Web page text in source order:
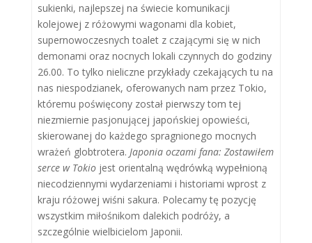
sukienki, najlepszej na świecie komunikacji
kolejowej z różowymi wagonami dla kobiet,
supernowoczesnych toalet z czającymi się w nich
demonami oraz nocnych lokali czynnych do godziny
26.00. To tylko nieliczne przykłady czekających tu na
nas niespodzianek, oferowanych nam przez Tokio,
któremu poświęcony został pierwszy tom tej
niezmiernie pasjonującej japońskiej opowieści,
skierowanej do każdego spragnionego mocnych
wrażeń globtrotera. Japonia oczami fana: Zostawiłem
serce w Tokio jest orientalną wędrówką wypełnioną
niecodziennymi wydarzeniami i historiami wprost z
kraju różowej wiśni sakura. Polecamy tę pozycję
wszystkim miłośnikom dalekich podróży, a
szczególnie wielbicielom Japonii.